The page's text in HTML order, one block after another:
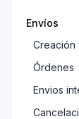
Envíos
Creación
Órdenes
Envios